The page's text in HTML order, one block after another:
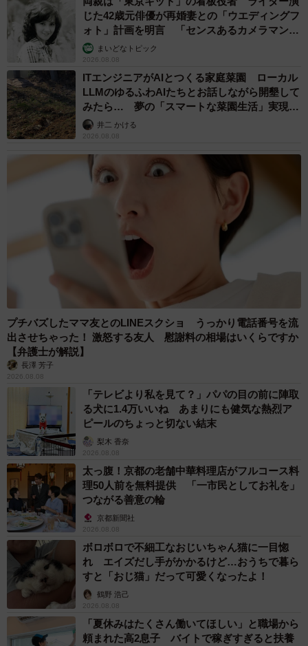
じた42歳元俳優が再婚妻との「ウエディングフ
ォト」計画を明言 「センスあるカメラマン求
む」まいどなトピック
2026.08.08
ITエンジニアがAIとつくる家庭菜園 ローカル
LLMのゆるふわAIたちとお話しながら開墾して
みたら… 夢の「スマートな菜園生活」実現な
るか井二 かける
2026.08.08
プチバズしたママ友とのLINEスクショ うっかり電話番号を流
出させちゃった！ 激怒する友人 慰謝料の相場はいくらですか
【弁護士が解説】
長澤 芳子
2026.08.08
「テレビより私を見て？」パパの目の前に陣取
る犬に1.4万いいね あまりにも健気な熱烈ア
ピールのちょっと切ない結末
梨木 香奈
2026.08.08
太っ腹！京都の老舗中華料理店がフルコース料
理50人前を無料提供 「一市民としてお礼を」
つながる善意の輪
京都新聞社
2026.08.08
ボロボロで不細工なおじいちゃん猫に一目惚
れ エイズだし手がかかるけど…おうちで暮ら
すと「おじ猫」だって可愛くなったよ！
鶴野 浩己
2026.08.08
「夏休みはたくさん働いてほしい」と職場から
頼まれた高2息子 バイトで稼ぎすぎると扶養